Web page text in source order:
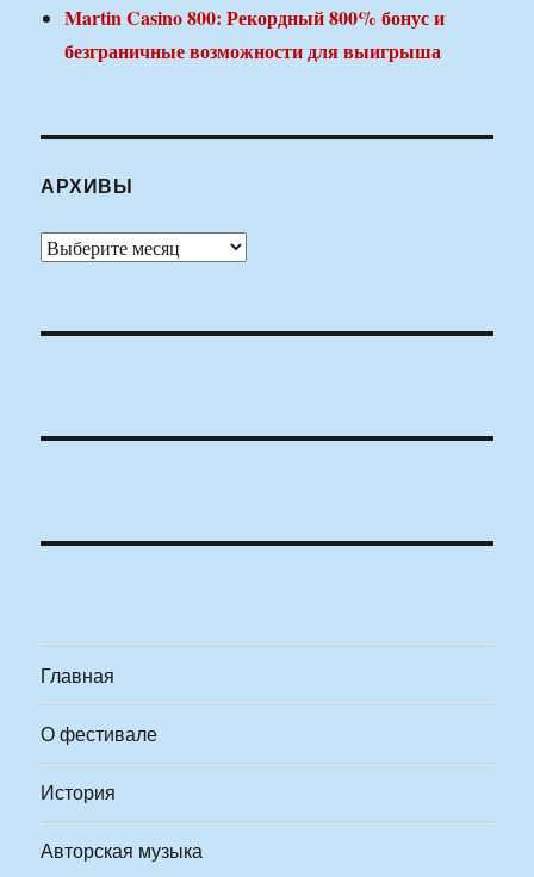
Martin Casino 800: Рекордный 800% бонус и
безграничные возможности для выигрыша
АРХИВЫ
Архивы
Главная
О фестивале
История
Авторская музыка